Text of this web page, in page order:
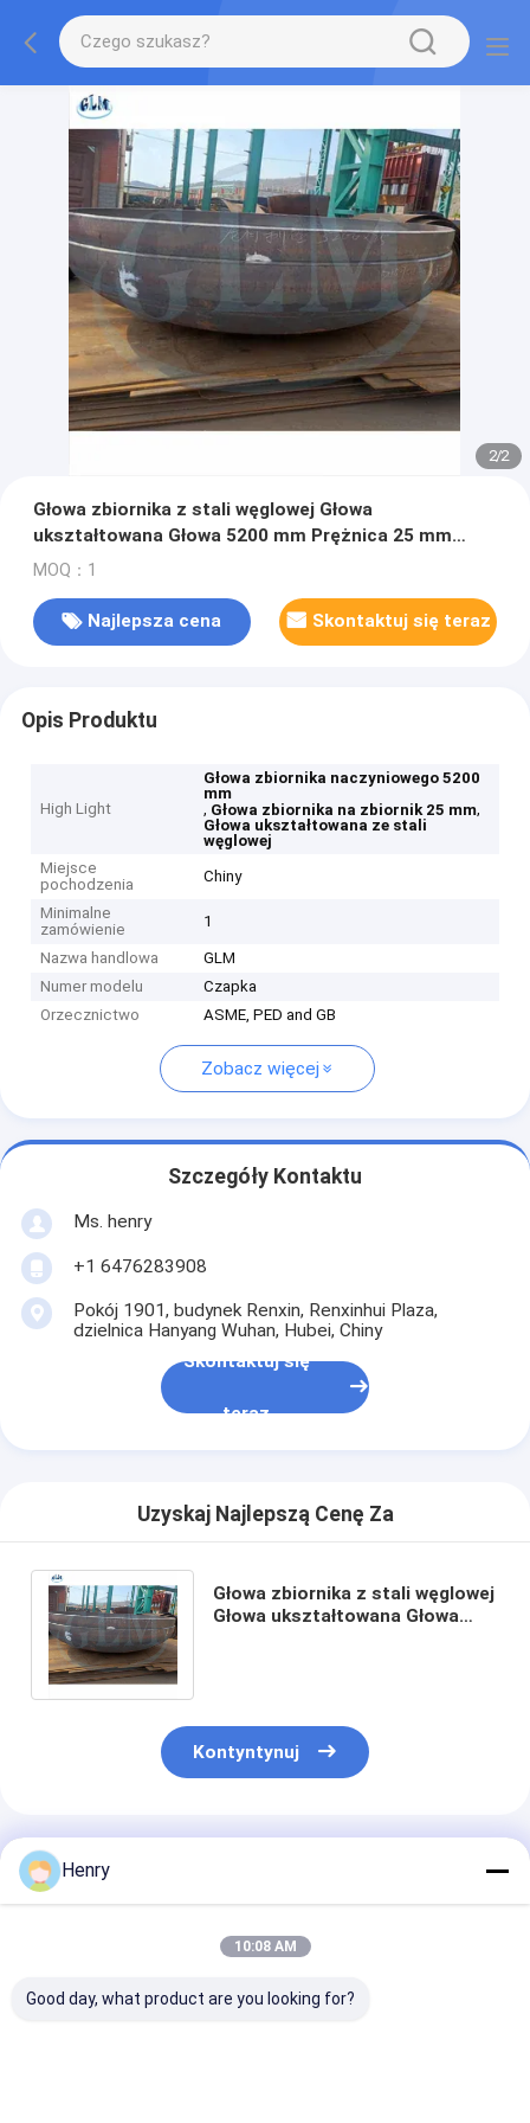
2/2
Głowa zbiornika z stali węglowej Głowa
ukształtowana Głowa 5200 mm Prężnica 25 mm
Grubość
MOQ：1
Najlepsza cena Skontaktuj się teraz
Opis Produktu
High Light
Głowa zbiornika naczyniowego 5200
mm
, Głowa zbiornika na zbiornik 25 mm,
Głowa ukształtowana ze stali
węglowej
Miejsce
pochodzenia
Chiny
Minimalne
zamówienie
1
Nazwa handlowa
GLM
Numer modelu
Czapka
Orzecznictwo
ASME, PED and GB
Zobacz więcej
Szczegóły Kontaktu
Ms. henry
+1 6476283908
Pokój 1901, budynek Renxin, Renxinhui Plaza,
dzielnica Hanyang Wuhan, Hubei, Chiny
Skontaktuj się
teraz
Uzyskaj Najlepszą Cenę Za
Głowa zbiornika z stali węglowej
Głowa ukształtowana Głowa
Kontyntynuj
Polecane Produkty
Henry
10:08 AM
Good day, what product are you looking for?